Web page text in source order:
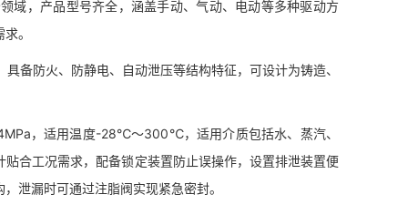
，产品型号齐全，涵盖手动、气动、电动等多种驱动方
。
防火、防静电、自动泄压等结构特征，可设计为铸造、
，适用温度-28℃～300℃，适用介质包括水、蒸汽、
合工况需求，配备锁定装置防止误操作，设置排泄装置便
泄漏时可通过注脂阀实现紧急密封。